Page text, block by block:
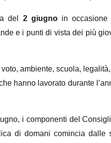
del 2 giugnoin occasione
e i punti di vista dei più
ambiente, scuola,
hanno lavorato durante
i componenti del
di domani comincia dalle